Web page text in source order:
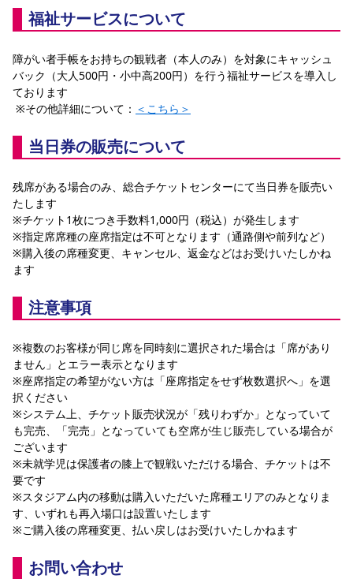
福祉サービスについて
障がい者手帳をお持ちの観戦者（本人のみ）を対象にキャッシュ
バック（大人500円・小中高200円）を行う福祉サービスを導入し
ております
※その他詳細について： ＜こちら＞
当日券の販売について
残席がある場合のみ、総合チケットセンターにて当日券を販売い
たします
※チケット1枚につき手数料1,000円（税込）が発生します
※指定席席種の座席指定は不可となります（通路側や前列など）
※購入後の席種変更、キャンセル、返金などはお受けいたしかね
ます
注意事項
※複数のお客様が同じ席を同時刻に選択された場合は「席があり
ません」とエラー表示となります
※座席指定の希望がない方は「座席指定をせず枚数選択へ」を選
択ください
※システム上、チケット販売状況が「残りわずか」となっていて
も完売、「完売」となっていても空席が生じ販売している場合が
ございます
※未就学児は保護者の膝上で観戦いただける場合、チケットは不
要です
※スタジアム内の移動は購入いただいた席種エリアのみとなりま
す、いずれも再入場口は設置いたします
※ご購入後の席種変更、払い戻しはお受けいたしかねます
お問い合わせ